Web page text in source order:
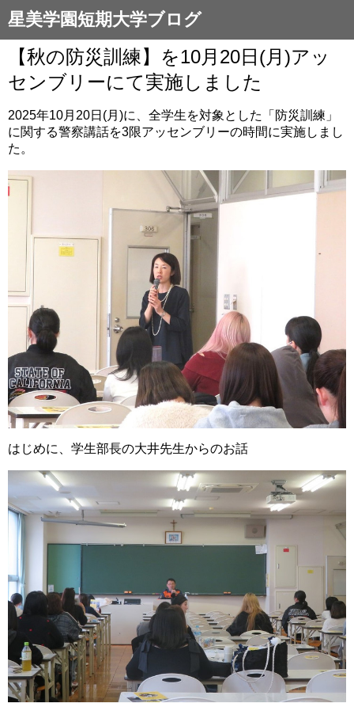
星美学園短期大学ブログ
【秋の防災訓練】を10月20日(月)アッ
センブリーにて実施しました
2025年10月20日(月)に、全学生を対象とした「防災訓練」
に関する警察講話を3限アッセンブリーの時間に実施しまし
た。
はじめに、学生部長の大井先生からのお話